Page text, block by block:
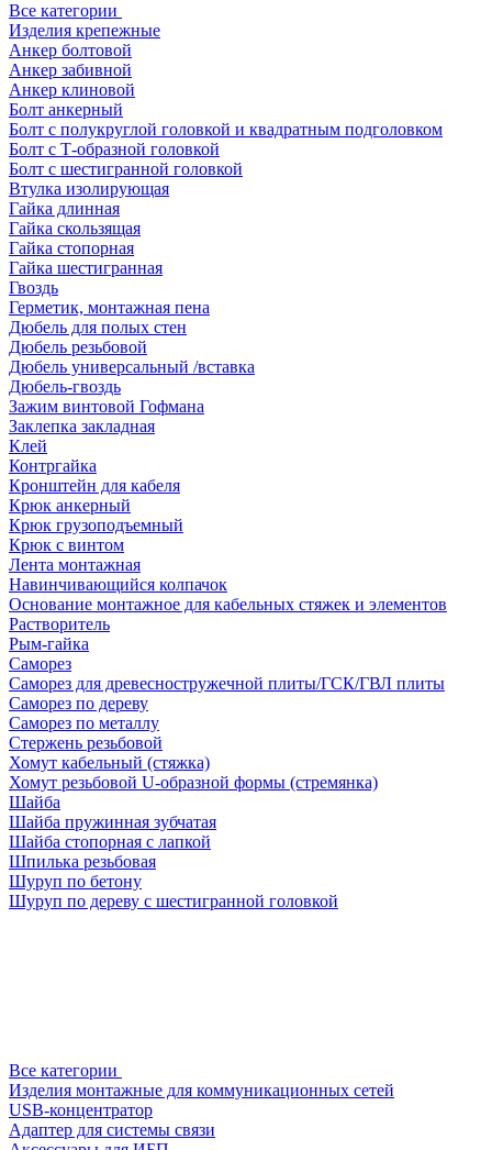
Все категории
Изделия крепежные
Анкер болтовой
Анкер забивной
Анкер клиновой
Болт анкерный
Болт с полукруглой головкой и квадратным подголовком
Болт с Т-образной головкой
Болт с шестигранной головкой
Втулка изолирующая
Гайка длинная
Гайка скользящая
Гайка стопорная
Гайка шестигранная
Гвоздь
Герметик, монтажная пена
Дюбель для полых стен
Дюбель резьбовой
Дюбель универсальный /вставка
Дюбель-гвоздь
Зажим винтовой Гофмана
Заклепка закладная
Клей
Контргайка
Кронштейн для кабеля
Крюк анкерный
Крюк грузоподъемный
Крюк с винтом
Лента монтажная
Навинчивающийся колпачок
Основание монтажное для кабельных стяжек и элементов
Растворитель
Рым-гайка
Саморез
Саморез для древесностружечной плиты/ГСК/ГВЛ плиты
Саморез по дереву
Саморез по металлу
Стержень резьбовой
Хомут кабельный (стяжка)
Хомут резьбовой U-образной формы (стремянка)
Шайба
Шайба пружинная зубчатая
Шайба стопорная с лапкой
Шпилька резьбовая
Шуруп по бетону
Шуруп по дереву с шестигранной головкой
Все категории
Изделия монтажные для коммуникационных сетей
USB-концентратор
Адаптер для системы связи